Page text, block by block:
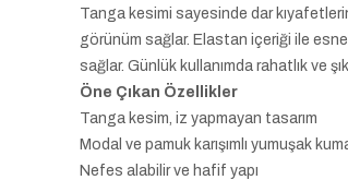
Tanga kesimi sayesinde dar
görünüm sağlar. Elastan içeriği ile
sağlar. Günlük kullanımda rahatlık ve
Öne Çıkan Özellikler
Tanga kesim, iz yapmayan tasarım
Modal ve pamuk karışımlı yumuşak
Nefes alabilir ve hafif yapı